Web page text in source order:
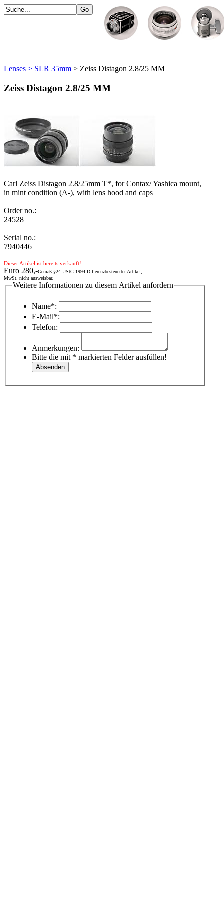
Lenses > SLR 35mm > Zeiss Distagon 2.8/25 MM
Zeiss Distagon 2.8/25 MM
Carl Zeiss Distagon 2.8/25mm T*, for Contax/ Yashica mount,
in mint condition (A-), with lens hood and caps
Order no.:
24528
Serial no.:
7940446
Dieser Artikel ist bereits verkauft!
Euro 280,-Gemäß §24 UStG 1994 Differenzbesteuerter Artikel,
MwSt. nicht ausweisbar.
Weitere Informationen zu diesem Artikel anfordern
Name*:
E-Mail*:
Telefon:
Anmerkungen:
Bitte die mit * markierten Felder ausfüllen!